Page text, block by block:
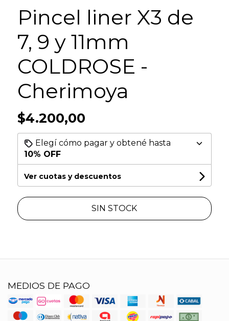
Pincel liner X3 de
7, 9 y 11mm
COLDROSE -
Cherimoya
$4.200,00
Elegí cómo pagar y obtené hasta
10% OFF
Ver cuotas y descuentos
SIN STOCK
MEDIOS DE PAGO